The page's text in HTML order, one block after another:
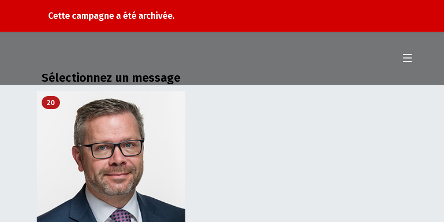
Cette campagne a été archivée.
Sélectionnez un message
20